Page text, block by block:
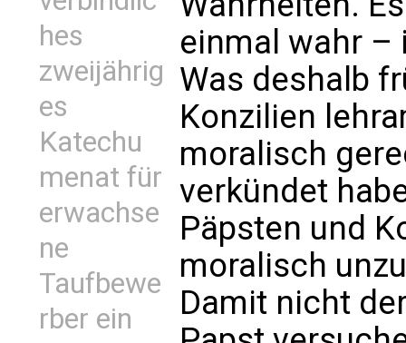
hes
zweijährig
es
Katechu
menat für
erwachse
ne
Taufbewe
rber ein
einmal wahr –
Was deshalb
Konzilien
moralisch
verkündet
Päpsten und
moralisch
Damit nicht